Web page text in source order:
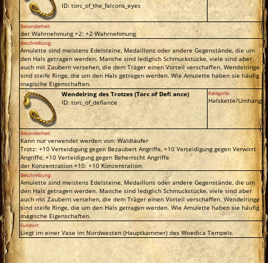
ID: torc_of_the_falcons_eyes
Besonderheit:
der Wahrnehmung +2: +2 Wahrnehmung
Beschreibung:
Amulette sind meistens Edelsteine, Medaillons oder andere Gegenstände, die um
den Hals getragen werden. Manche sind lediglich Schmuckstücke, viele sind aber
auch mit Zaubern versehen, die dem Träger einen Vorteil verschaffen. Wendelringe
sind steife Ringe, die um den Hals getragen werden. Wie Amulette haben sie häufig
magische Eigenschaften.
Wendelring des Trotzes (Torc of Defi ance)
ID: torc_of_defiance
Kategorie:
Halskette/Umhang
Besonderheit:
Kann nur verwendet werden von: Waldläufer
Trotz: +10 Verteidigung gegen Bezaubert Angriffe, +10 Verteidigung gegen Verwirrt
Angriffe, +10 Verteidigung gegen Beherrscht Angriffe
der Konzentration +10: +10 Konzentration
Beschreibung:
Amulette sind meistens Edelsteine, Medaillons oder andere Gegenstände, die um
den Hals getragen werden. Manche sind lediglich Schmuckstücke, viele sind aber
auch mit Zaubern versehen, die dem Träger einen Vorteil verschaffen. Wendelringe
sind steife Ringe, die um den Hals getragen werden. Wie Amulette haben sie häufig
magische Eigenschaften.
Fundort:
Liegt im einer Vase im Nordwesten (Hauptkammer) des Woedica Tempels.